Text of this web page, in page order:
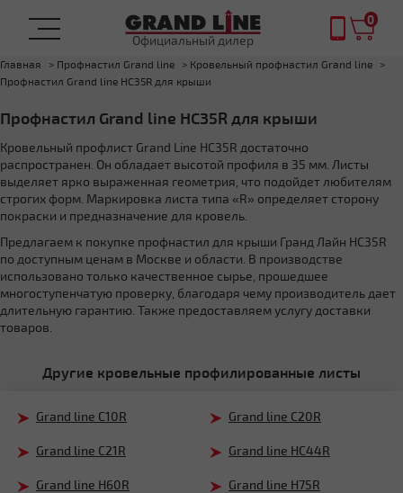
Официальный дилер
0
Главная Профнастил Grand line
Кровельный профнастил Grand line
Профнастил Grand line НС35R для крыши
Профнастил Grand line НС35R для крыши
Кровельный профлист Grand Line НС35R достаточно
распространен. Он обладает высотой профиля в 35 мм. Листы
выделяет ярко выраженная геометрия, что подойдет любителям
строгих форм. Маркировка листа типа «R» определяет сторону
покраски и предназначение для кровель.
Предлагаем к покупке профнастил для крыши Гранд Лайн НС35R
по доступным ценам в Москве и области. В производстве
использовано только качественное сырье, прошедшее
многоступенчатую проверку, благодаря чему производитель дает
длительную гарантию. Также предоставляем услугу доставки
товаров.
Другие кровельные профилированные листы
Grand line С10R Grand line С20R
Grand line С21R Grand line НС44R
Grand line Н60R Grand line Н75R